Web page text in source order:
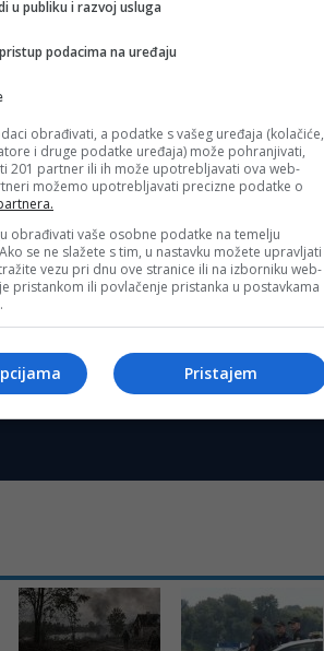
u publiku i razvoj usluga
podacima na uređaju
obrađivati, a podatke s vašeg uređaja (kolačiće,
i druge podatke uređaja) može pohranjivati,
201 partner ili ih može upotrebljavati ova web-
možemo upotrebljavati precizne podatke o
obrađivati vaše osobne podatke na temelju
se ne slažete s tim, u nastavku možete upravljati
vezu pri dnu ove stranice ili na izborniku web-
pristankom ili povlačenje pristanka u postavkama
Pristajem